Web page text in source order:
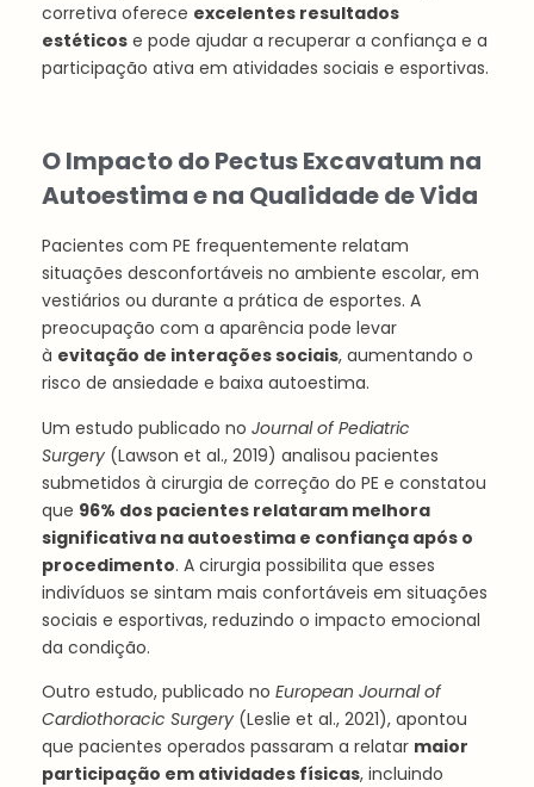
corretiva oferece excelentes resultados
estéticos e pode ajudar a recuperar a confiança e a
participação ativa em atividades sociais e esportivas.
O Impacto do Pectus Excavatum na
Autoestima e na Qualidade de Vida
Pacientes com PE frequentemente relatam
situações desconfortáveis no ambiente escolar, em
vestiários ou durante a prática de esportes. A
preocupação com a aparência pode levar
à evitação de interações sociais, aumentando o
risco de ansiedade e baixa autoestima.
Um estudo publicado no Journal of Pediatric
Surgery (Lawson et al., 2019) analisou pacientes
submetidos à cirurgia de correção do PE e constatou
que 96% dos pacientes relataram melhora
significativa na autoestima e confiança após o
procedimento. A cirurgia possibilita que esses
indivíduos se sintam mais confortáveis em situações
sociais e esportivas, reduzindo o impacto emocional
da condição.
Outro estudo, publicado no European Journal of
Cardiothoracic Surgery (Leslie et al., 2021), apontou
que pacientes operados passaram a relatar maior
participação em atividades físicas, incluindo